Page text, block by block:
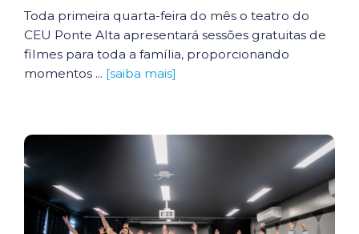
Toda primeira quarta-feira do mês o teatro do
CEU Ponte Alta apresentará sessões gratuitas de
filmes para toda a família, proporcionando
momentos ... [saiba mais]